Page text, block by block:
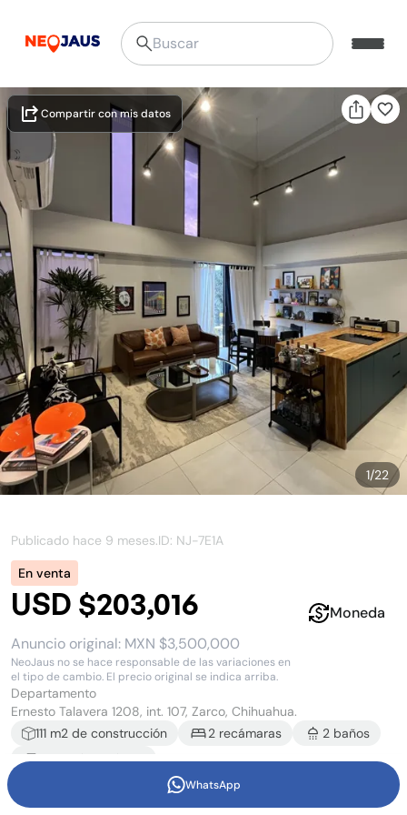
1/22
Compartir con mis datos
Publicado hace 9 meses.ID: NJ-7E1A
En venta
USD $203,016
Anuncio original: MXN $3,500,000
NeoJaus no se hace responsable de las variaciones en
el tipo de cambio. El precio original se indica arriba.
Moneda
Departamento
Ernesto Talavera 1208, int. 107, Zarco, Chihuahua.
111 m2 de construcción 2 recámaras 2 baños
1estacionamiento
WhatsApp